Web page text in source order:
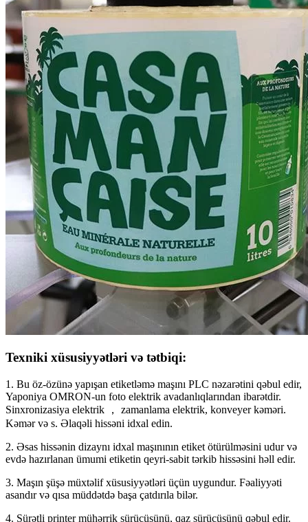
Texniki xüsusiyyətləri və tətbiqi:
1. Bu öz-özünə yapışan etiketləmə maşını PLC nəzarətini qəbul edir,
Yaponiya OMRON-un foto elektrik avadanlıqlarından ibarətdir.
Sinxronizasiya elektrik ， zamanlama elektrik, konveyer kəməri.
Kəmər və s. Əlaqəli hissəni idxal edin.
2. Əsas hissənin dizaynı idxal maşınının etiket ötürülməsini udur və
evdə hazırlanan ümumi etiketin qeyri-sabit tərkib hissəsini həll edir.
3. Maşın şüşə müxtəlif xüsusiyyətləri üçün uygundur. Fəaliyyəti
asandır və qısa müddətdə başa çatdırıla bilər.
4. Sürətli printer mühərrik sürücüsünü, qaz sürücüsünü qəbul edir.